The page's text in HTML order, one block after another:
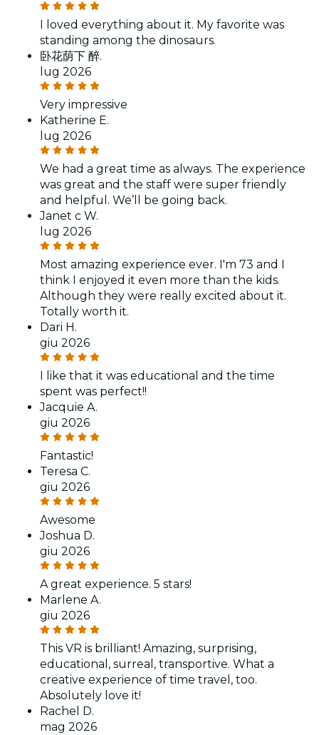
I loved everything about it. My favorite was
standing among the dinosaurs.
卧花荫下 醉.
lug 2026
Very impressive
Katherine E.
lug 2026
We had a great time as always. The experience
was great and the staff were super friendly
and helpful. We’ll be going back.
Janet c W.
lug 2026
Most amazing experience ever. I'm 73 and I
think I enjoyed it even more than the kids.
Although they were really excited about it.
Totally worth it.
Dari H.
giu 2026
I like that it was educational and the time
spent was perfect!!
Jacquie A.
giu 2026
Fantastic!
Teresa C.
giu 2026
Awesome
Joshua D.
giu 2026
A great experience. 5 stars!
Marlene A.
giu 2026
This VR is brilliant! Amazing, surprising,
educational, surreal, transportive. What a
creative experience of time travel, too.
Absolutely love it!
Rachel D.
mag 2026